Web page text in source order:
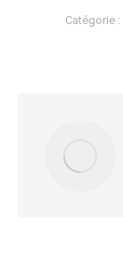
Catégorie :